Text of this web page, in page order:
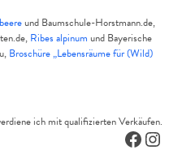
und Baumschule-Horstmann.de,
Ribes alpinum und Bayerische
Broschüre „Lebensräume für (Wild)
ich mit qualifizierten Verkäufen.